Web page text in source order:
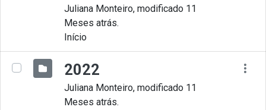
Juliana Monteiro, modificado 11
Meses atrás.
Início
2022
Juliana Monteiro, modificado 11
Meses atrás.